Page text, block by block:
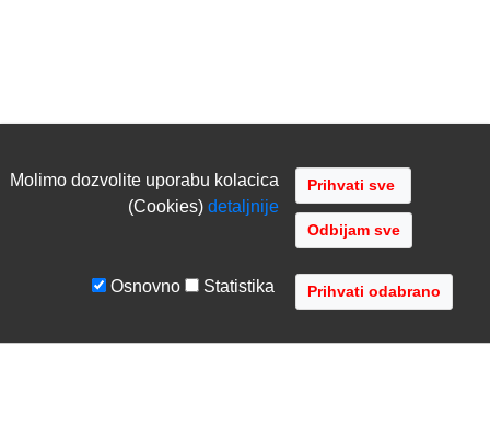
Molimo dozvolite uporabu kolacica
(Cookies)detaljnije
Odbijam sve
Osnovno Statistika